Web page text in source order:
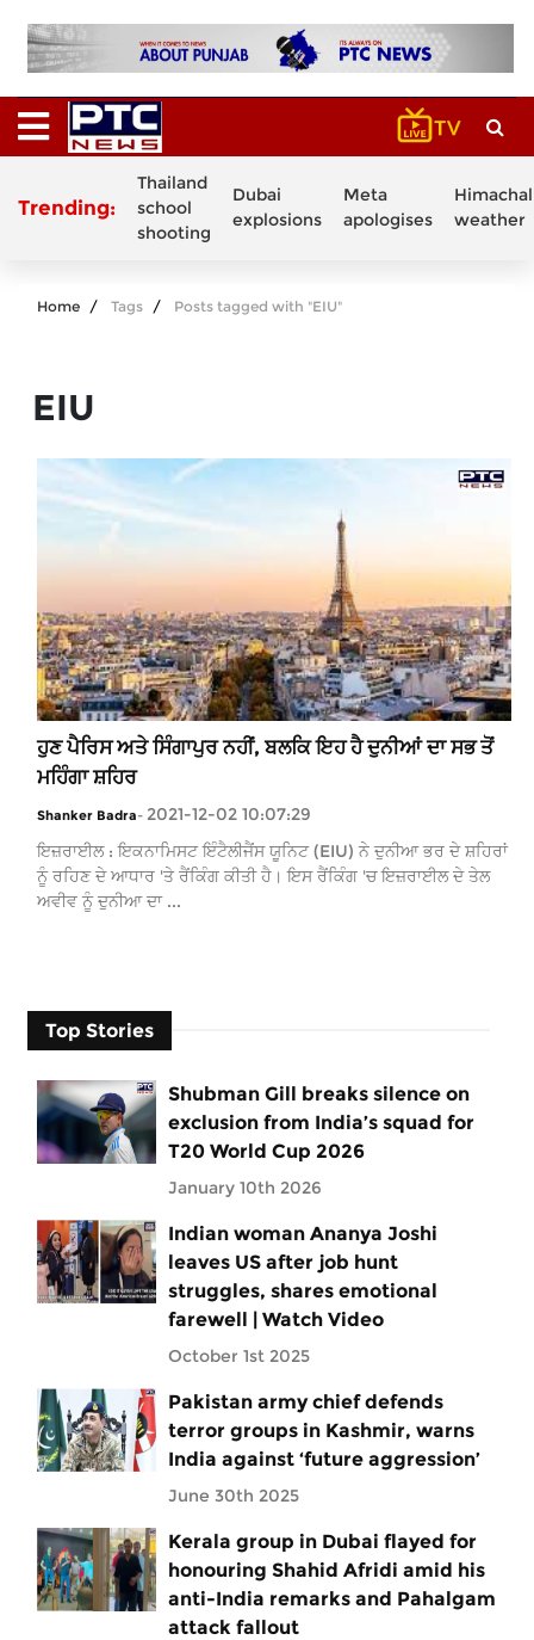
Trending:
Thailand
school
shooting
Dubai
explosions
Meta
apologises
Himachal
weather
Home Tags Posts tagged with "EIU"
EIU
ਹੁਣ ਪੈਰਿਸ ਅਤੇ ਸਿੰਗਾਪੁਰ ਨਹੀਂ, ਬਲਕਿ ਇਹ ਹੈ ਦੁਨੀਆਂ ਦਾ ਸਭ ਤੋਂ
ਮਹਿੰਗਾ ਸ਼ਹਿਰ
Shanker Badra- 2021-12-02 10:07:29
ਇਜ਼ਰਾਈਲ : ਇਕਨਾਮਿਸਟ ਇੰਟੈਲੀਜੈਂਸ ਯੂਨਿਟ (EIU) ਨੇ ਦੁਨੀਆ ਭਰ ਦੇ ਸ਼ਹਿਰਾਂ
ਨੂੰ ਰਹਿਣ ਦੇ ਆਧਾਰ 'ਤੇ ਰੈਂਕਿੰਗ ਕੀਤੀ ਹੈ। ਇਸ ਰੈਂਕਿੰਗ 'ਚ ਇਜ਼ਰਾਈਲ ਦੇ ਤੇਲ
ਅਵੀਵ ਨੂੰ ਦੁਨੀਆ ਦਾ ...
Top Stories
Shubman Gill breaks silence on
exclusion from India’s squad for
T20 World Cup 2026
January 10th 2026
Indian woman Ananya Joshi
leaves US after job hunt
struggles, shares emotional
farewell | Watch Video
October 1st 2025
Pakistan army chief defends
terror groups in Kashmir, warns
India against ‘future aggression’
June 30th 2025
Kerala group in Dubai flayed for
honouring Shahid Afridi amid his
anti-India remarks and Pahalgam
attack fallout